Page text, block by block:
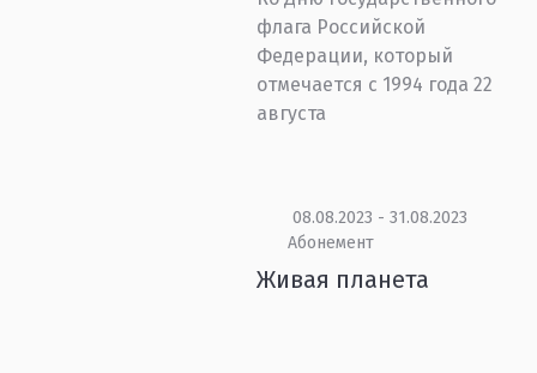
флага Российской
Федерации, который
отмечается с 1994 года 22
августа
08.08.2023 - 31.08.2023
Абонемент
Живая планета